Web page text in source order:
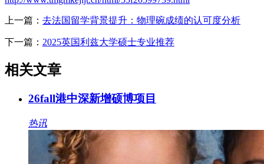
上一篇： 去法国留学背景提升：物理碗成绩的认可度分析
下一篇： 2025英国利兹大学硕士专业推荐
相关文章
26fall港中深新增硕博项目
热讯